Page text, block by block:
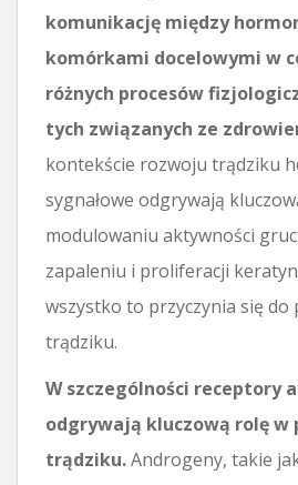
komunikację między
komórkami docelowymi w
różnych procesów
tych związanych ze
kontekście rozwoju trądziku
sygnałowe odgrywają
modulowaniu aktywności
zapaleniu i proliferacji
wszystko to przyczynia się do
trądziku.
W szczególności receptory
odgrywają kluczową rolę w
trądziku.Androgeny, takie